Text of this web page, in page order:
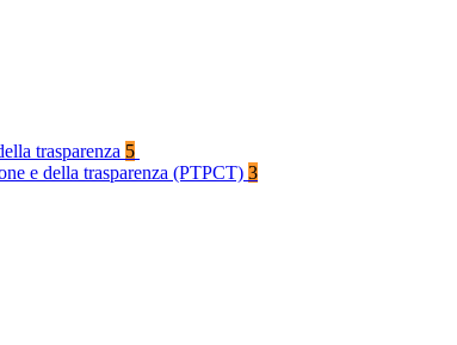
trasparenza 5
e della trasparenza (PTPCT) 3